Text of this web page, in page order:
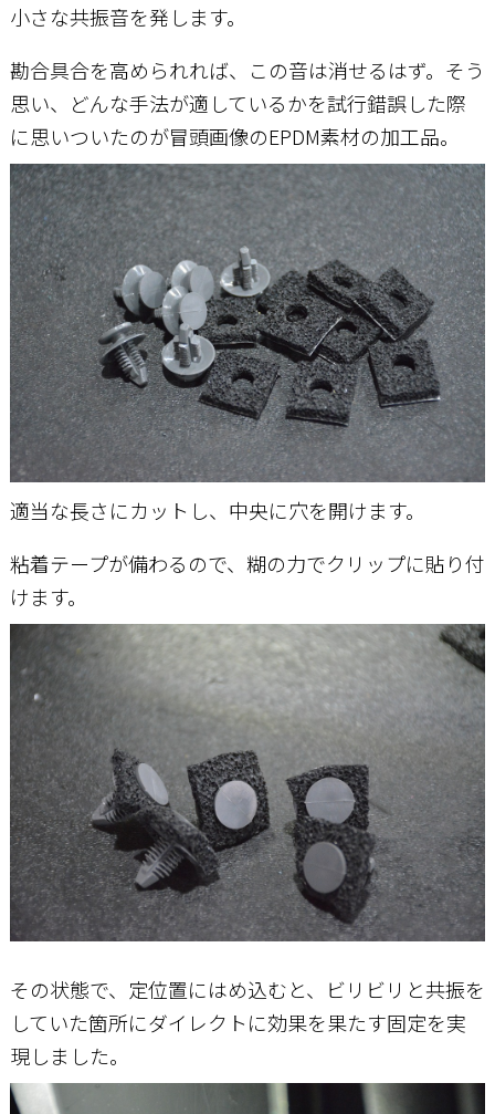
小さな共振音を発します。
勘合具合を高められれば、この音は消せるはず。そう
思い、どんな手法が適しているかを試行錯誤した際
に思いついたのが冒頭画像のEPDM素材の加工品。
適当な長さにカットし、中央に穴を開けます。
粘着テープが備わるので、糊の力でクリップに貼り付
けます。
その状態で、定位置にはめ込むと、ビリビリと共振を
していた箇所にダイレクトに効果を果たす固定を実
現しました。